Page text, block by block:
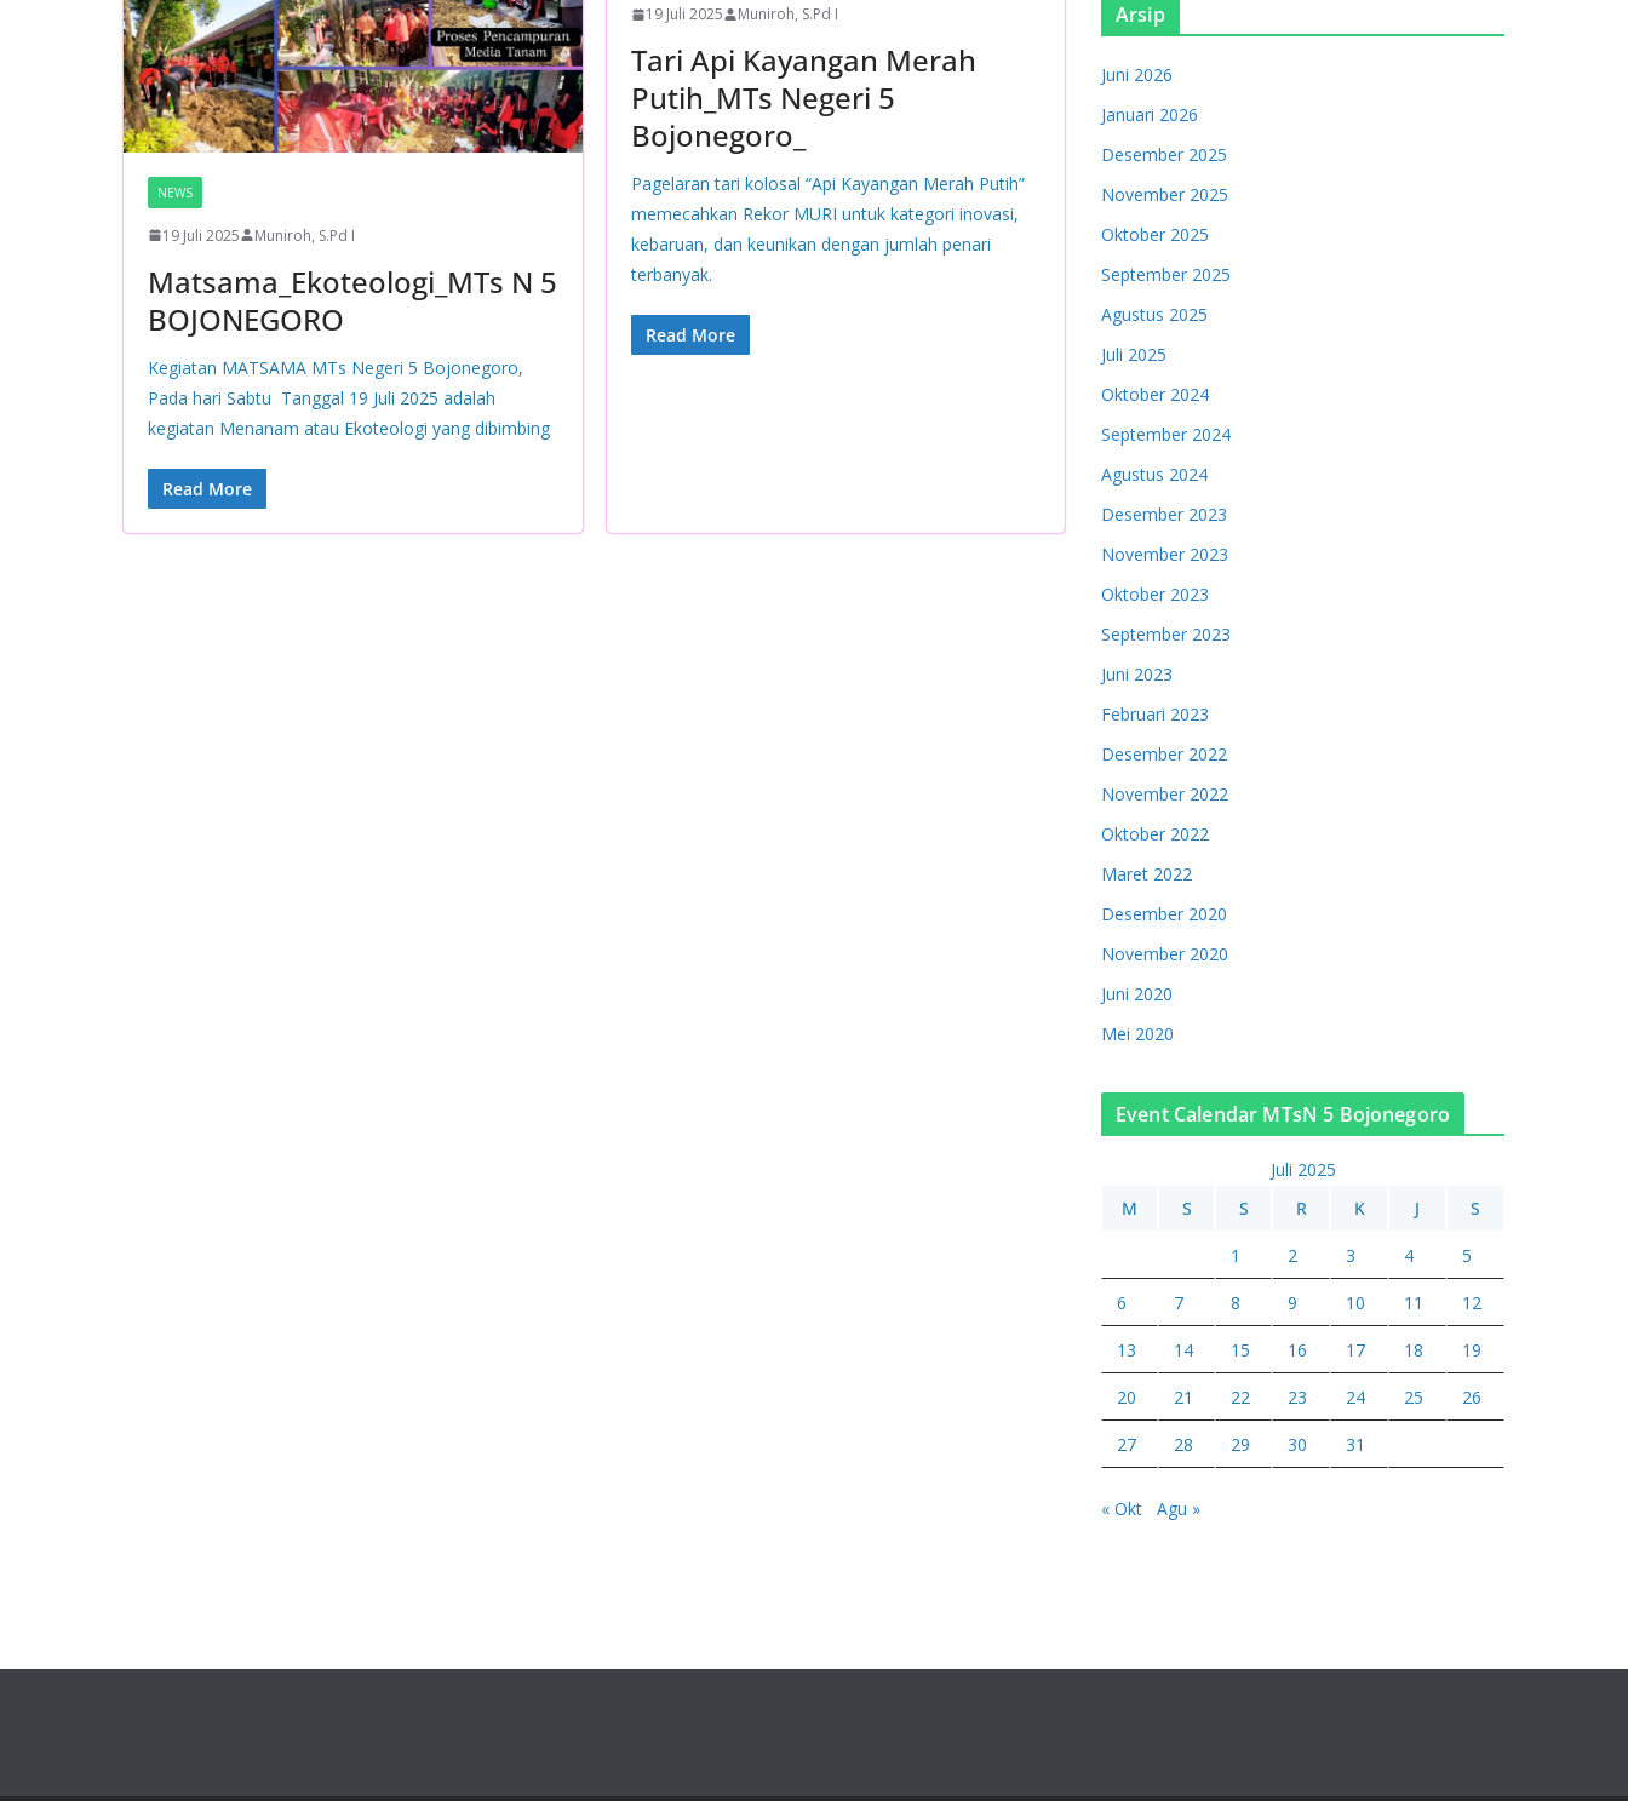
NEWS
19 Juli 2025 Muniroh, S.Pd I
Matsama_Ekoteologi_MTs N 5
BOJONEGORO
Kegiatan MATSAMA MTs Negeri 5 Bojonegoro,
Pada hari Sabtu Tanggal 19 Juli 2025 adalah
kegiatan Menanam atau Ekoteologi yang dibimbing
Read More
19 Juli 2025 Muniroh, S.Pd I
Tari Api Kayangan Merah
Putih_MTs Negeri 5
Bojonegoro_
Pagelaran tari kolosal “Api Kayangan Merah Putih”
memecahkan Rekor MURI untuk kategori inovasi,
kebaruan, dan keunikan dengan jumlah penari
terbanyak.
Read More
Arsip
Juni 2026
Januari 2026
Desember 2025
November 2025
Oktober 2025
September 2025
Agustus 2025
Juli 2025
Oktober 2024
September 2024
Agustus 2024
Desember 2023
November 2023
Oktober 2023
September 2023
Juni 2023
Februari 2023
Desember 2022
November 2022
Oktober 2022
Maret 2022
Desember 2020
November 2020
Juni 2020
Mei 2020
Event Calendar MTsN 5 Bojonegoro
Juli 2025
M
S S R K J S
1 2 3 4 5
6 7 8 9 10 11 12
13 14 15 16 17 18 19
20 21 22 23 24 25 26
27 28 29 30 31
« Okt Agu »